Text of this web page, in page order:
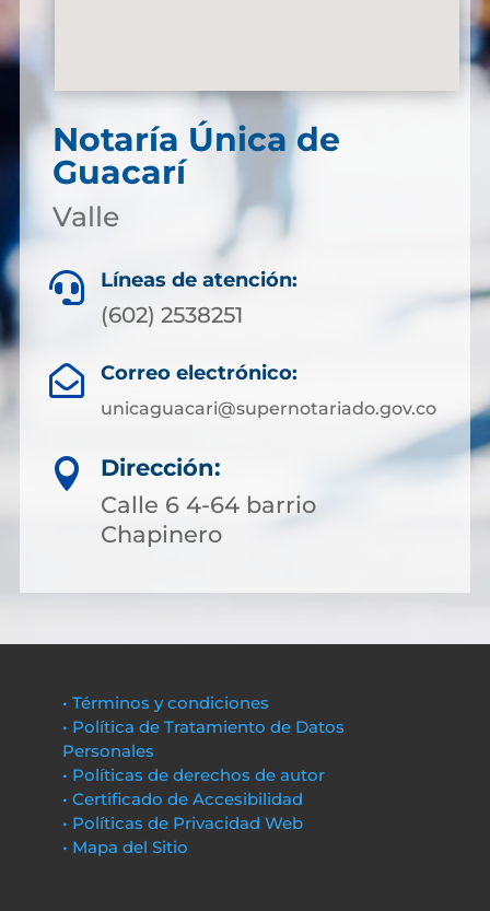
Notaría Única de
Guacarí
Valle
 Líneas de atención:
(602) 2538251
 Correo electrónico:
unicaguacari@supernotariado.gov.co

Dirección:
Calle 6 4-64 barrio
Chapinero
• Términos y condiciones
• Política de Tratamiento de Datos
Personales
• Políticas de derechos de autor
• Certificado de Accesibilidad
• Políticas de Privacidad Web
• Mapa del Sitio